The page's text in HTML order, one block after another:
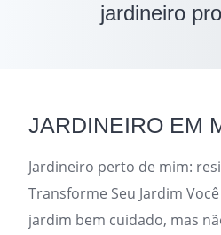
jardineiro
JARDINEIRO EM
Jardineiro perto de mim:
Transforme Seu Jardim
jardim bem cuidado, mas